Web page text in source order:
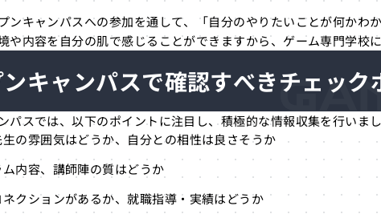
ンキャンパスへの参加を通して、「自分のやりたいことが何かわか
や内容を自分の肌で感じることができますから、ゲーム専門学校
キャンパスで確認すべきチェック
パスでは、以下のポイントに注目し、積極的な情報収集を行いまし
の雰囲気はどうか、自分との相性は良さそうか
内容、講師陣の質はどうか
クションがあるか、就職指導・実績はどうか